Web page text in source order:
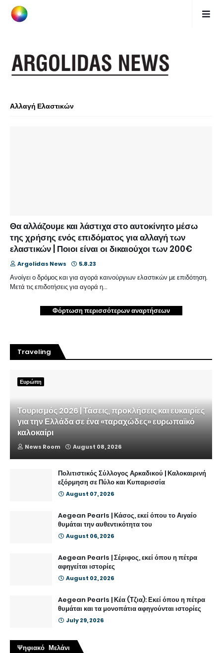
Αλλαγή Ελαστικών
Θα αλλάζουμε και λάστιχα στο αυτοκίνητο μέσω
της χρήσης ενός επιδόματος για αλλαγή των
ελαστικών | Ποιοι είναι οι δικαιούχοι των 200€
Argolidas News 5.8.23
Ανοίγει ο δρόμος και για αγορά καινούργιων ελαστικών με επιδότηση.
Μετά τις επιδοτήσεις για αγορά η…
Φόρτωση περισσότερων αναρτήσεων
Traveling
Ευρώπη
Τουρισμός 2026 | Τάσεις, προκλήσεις και ευκαιρίες
για την Ελλάδα σε ένα «ταραχώδες» ευρωπαϊκό
καλοκαίρι
News Room August 08, 2026
Πολιτιστικός Σύλλογος Αρκαδικού | Καλοκαιρινή
εξόρμηση σε Πύλο και Κυπαρισσία
August 07, 2026
Aegean Pearls | Κάσος, εκεί όπου το Αιγαίο
θυμάται την αυθεντικότητα του
August 06, 2026
Aegean Pearls | Σέριφος, εκεί όπου η πέτρα
αφηγείται ιστορίες
August 02, 2026
Aegean Pearls | Κέα (Τζια): Εκεί όπου η πέτρα
θυμάται και τα μονοπάτια αφηγούνται ιστορίες
July 29, 2026
Ψηφιακό Μελάνι